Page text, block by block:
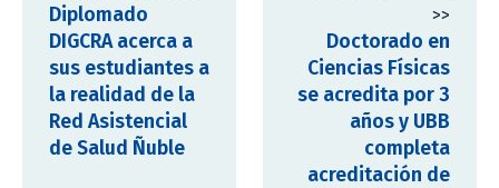
Diplomado
DIGCRA acerca a
sus estudiantes a
la realidad de la
Red Asistencial
de Salud Ñuble
>>
Doctorado en
Ciencias Físicas
se acredita por 3
años y UBB
completa
acreditación de